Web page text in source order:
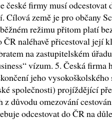
české firmy musí
Cílová země je pro občany
režimu přitom platí
ČR naléhavě přicestoval její
na zastupitelském
vízum. 5. Česká firma
jeho
společnosti) projíždějící
z důvodu omezování
odcestovat do ČR na